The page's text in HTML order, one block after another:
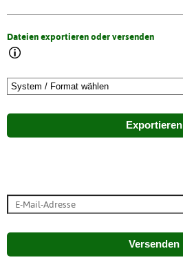
Dateien exportieren oder versenden
Exportieren
Versenden